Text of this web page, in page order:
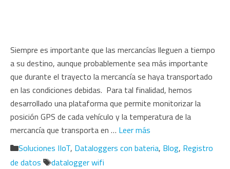
Siempre es importante que las mercancías lleguen a tiempo
a su destino, aunque probablemente sea más importante
que durante el trayecto la mercancía se haya transportado
en las condiciones debidas. Para tal finalidad, hemos
desarrollado una plataforma que permite monitorizar la
posición GPS de cada vehículo y la temperatura de la
mercancía que transporta en … Leer más
Categorías
Soluciones IIoT, Dataloggers con bateria, Blog, Registro
de datos
Etiquetas
datalogger wifi